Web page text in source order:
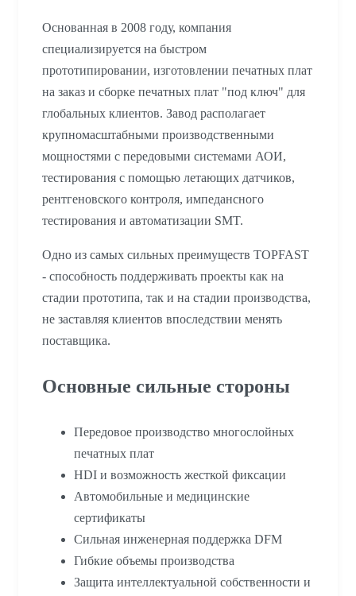
Основанная в 2008 году, компания
специализируется на быстром
прототипировании, изготовлении печатных плат
на заказ и сборке печатных плат "под ключ" для
глобальных клиентов. Завод располагает
крупномасштабными производственными
мощностями с передовыми системами АОИ,
тестирования с помощью летающих датчиков,
рентгеновского контроля, импедансного
тестирования и автоматизации SMT.
Одно из самых сильных преимуществ TOPFAST
- способность поддерживать проекты как на
стадии прототипа, так и на стадии производства,
не заставляя клиентов впоследствии менять
поставщика.
Основные сильные стороны
Передовое производство многослойных
печатных плат
HDI и возможность жесткой фиксации
Автомобильные и медицинские
сертификаты
Сильная инженерная поддержка DFM
Гибкие объемы производства
Защита интеллектуальной собственности и